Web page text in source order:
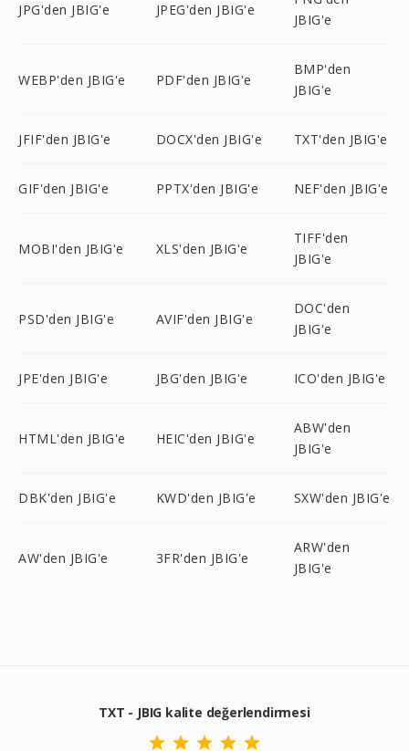
JPG'den JBIG'e JPEG'den JBIG'e
JBIG'e
WEBP'den JBIG'e PDF'den JBIG'e
BMP'den
JBIG'e
JFIF'den JBIG'e DOCX'den JBIG'e TXT'den JBIG'e
GIF'den JBIG'e PPTX'den JBIG'e NEF'den JBIG'e
MOBI'den JBIG'e XLS'den JBIG'e
TIFF'den
JBIG'e
PSD'den JBIG'e AVIF'den JBIG'e
DOC'den
JBIG'e
JPE'den JBIG'e JBG'den JBIG'e ICO'den JBIG'e
HTML'den JBIG'e HEIC'den JBIG'e
ABW'den
JBIG'e
DBK'den JBIG'e KWD'den JBIG'e SXW'den JBIG'e
AW'den JBIG'e 3FR'den JBIG'e
ARW'den
JBIG'e
TXT - JBIG kalite değerlendirmesi